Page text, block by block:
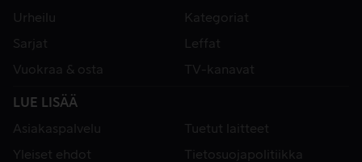
Urheilu
Kategoriat
Sarjat
Leffat
Vuokraa & osta
TV-kanavat
LUE LISÄÄ
Asiakaspalvelu
Tuetut laitteet
Yleiset ehdot
Tietosuojapolitiikka